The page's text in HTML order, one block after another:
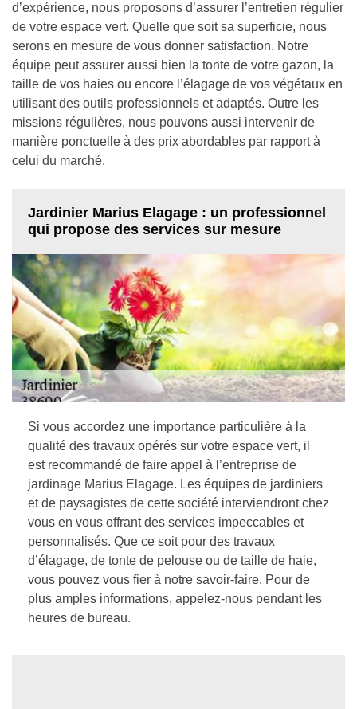
d’expérience, nous proposons d’assurer l’entretien régulier
de votre espace vert. Quelle que soit sa superficie, nous
serons en mesure de vous donner satisfaction. Notre
équipe peut assurer aussi bien la tonte de votre gazon, la
taille de vos haies ou encore l’élagage de vos végétaux en
utilisant des outils professionnels et adaptés. Outre les
missions régulières, nous pouvons aussi intervenir de
manière ponctuelle à des prix abordables par rapport à
celui du marché.
Jardinier Marius Elagage : un professionnel
qui propose des services sur mesure
Si vous accordez une importance particulière à la
qualité des travaux opérés sur votre espace vert, il
est recommandé de faire appel à l’entreprise de
jardinage Marius Elagage. Les équipes de jardiniers
et de paysagistes de cette société interviendront chez
vous en vous offrant des services impeccables et
personnalisés. Que ce soit pour des travaux
d’élagage, de tonte de pelouse ou de taille de haie,
vous pouvez vous fier à notre savoir-faire. Pour de
plus amples informations, appelez-nous pendant les
heures de bureau.